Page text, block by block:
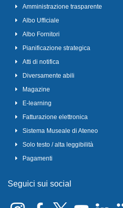
Amministrazione trasparente
Albo Ufficiale
Albo Fornitori
Pianificazione strategica
Atti di notifica
Diversamente abili
Magazine
E-learning
Fatturazione elettronica
Sistema Museale di Ateneo
Solo testo / alta leggibilità
Pagamenti
Seguici sui social